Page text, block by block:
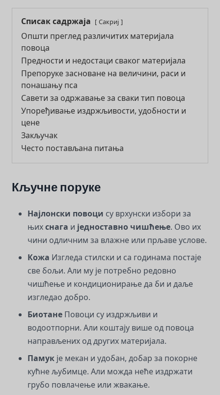
Списак садржаја Сакриј
Општи преглед различитих материјала
повоца
Предности и недостаци сваког материјала
Препоруке засноване на величини, раси и
понашању пса
Савети за одржавање за сваки тип повоца
Упоређивање издржљивости, удобности и
цене
Закључак
Често постављана питања
Кључне поруке
Најлонски повоци су врхунски избори за
њихснага и једноставно чишћење. Ово их
чини одличним за влажне или прљаве услове.
Кожа Изгледа стилски и са годинама постаје
све бољи. Али му је потребно редовно
чишћење и кондиционирање да би и даље
изгледао добро.
Биотане Повоци су издржљиви и
водоотпорни. Али коштају више од повоца
направљених од других материјала.
Памук је мекан и удобан, добар за покорне
кућне љубимце. Али можда неће издржати
грубо повлачење или жвакање.